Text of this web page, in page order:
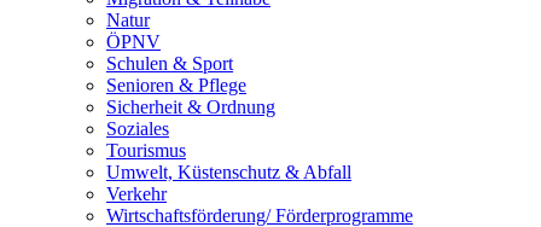
Natur
ÖPNV
Schulen & Sport
Senioren & Pflege
Sicherheit & Ordnung
Soziales
Tourismus
Umwelt, Küstenschutz & Abfall
Verkehr
Wirtschaftsförderung/ Förderprogramme